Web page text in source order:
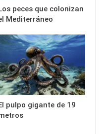
peces que colonizan
Mediterráneo
pulpo gigante de 19